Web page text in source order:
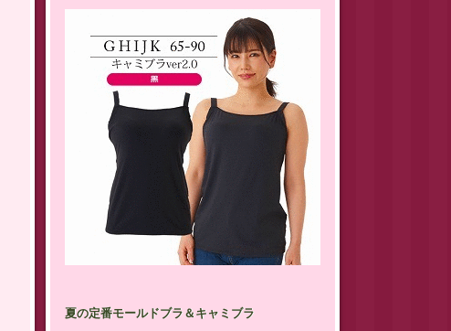
夏の定番モールドブラ＆キャミブラ